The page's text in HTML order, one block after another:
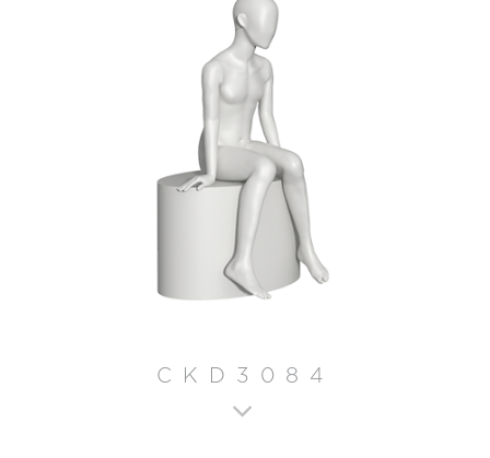
CKD3084